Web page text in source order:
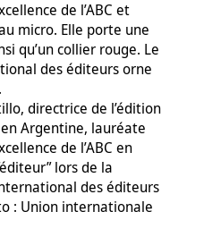
directrice de l’édition
Argentine, lauréate
de l’ABC en
lors de la
des éditeurs
: Union internationale